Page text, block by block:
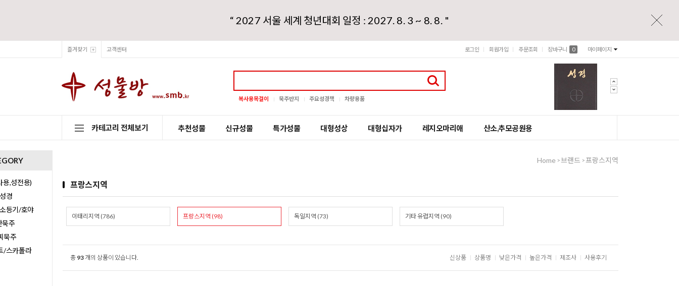
“ 2027 서울 세계 청년대회 일정 : 2027. 8. 3 ~ 8. 8. "
즐겨찾기 고객센터 로그인 회원가입 주문조회 장바구니 0 마이페이지
복사용목걸이 묵주반지 주요성경책 차량용품
카테고리 전체보기 추천성물 신규성물 특가성물 대형성상 대형십자가 레지오마리애 산소,추모공원용
용,성전용)
경
등기/호야
주
묵주
/스카폴라
Home >브랜드 >프랑스지역
프랑스지역
이태리지역 (786) 프랑스지역 (98) 독일지역 (73) 기타 유럽지역 (90)
총 93 개의 상품이 있습니다. 신상품 상품명 낮은가격 높은가격 제조사 사용후기